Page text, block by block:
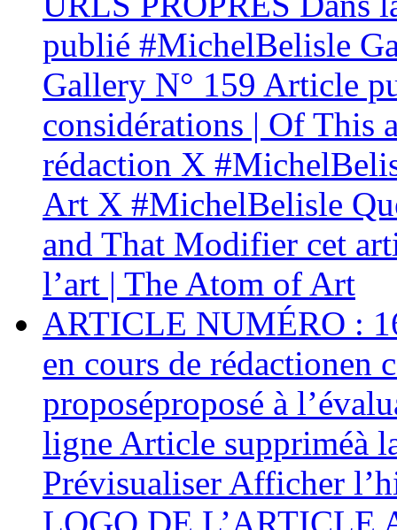
publié #MichelBelisle
Gallery N° 159 Article
considérations | Of This
rédaction X
Art X #MichelBelisle
and That Modifier cet
l’art | The Atom of Art
ARTICLE NUMÉRO :
en cours de rédactionen
proposéproposé à
ligne Article suppriméà
Prévisualiser Afficher